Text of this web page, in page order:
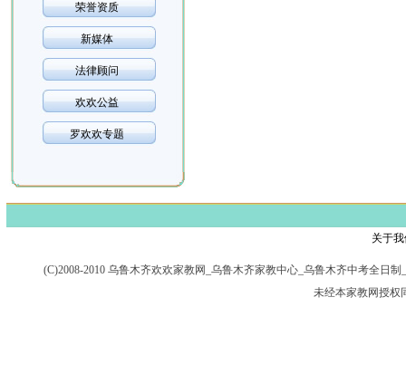
荣誉资质
新媒体
法律顾问
欢欢公益
罗欢欢专题
关于
(C)2008-2010 乌鲁木齐欢欢家教网_乌鲁木齐家教中心_乌鲁木齐中考全日
未经本家教网授权